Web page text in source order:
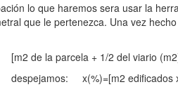
lo que haremos sera usar la
que le pertenezca. Una vez
1/2 del viario (m2)]/
edificados x100(%)] /